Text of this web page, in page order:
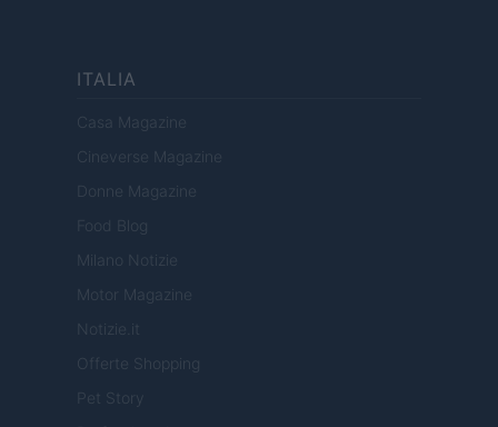
ITALIA
Casa Magazine
Cineverse Magazine
Donne Magazine
Food Blog
Milano Notizie
Motor Magazine
Notizie.it
Offerte Shopping
Pet Story